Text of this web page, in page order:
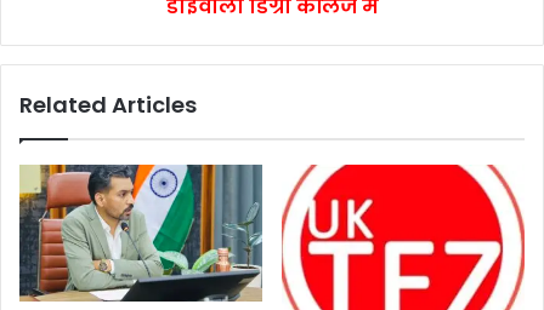
डोईवाला डिग्री कॉलेज में
Related Articles